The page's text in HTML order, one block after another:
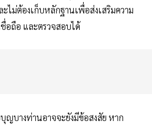
ะไม่ต้องเก็บหลักฐานเพื่อส่งเสริมความ
ชื่อถือ และตรวจสอบได้
บุญบางท่านอาจจะยังมีข้อสงสัย หาก